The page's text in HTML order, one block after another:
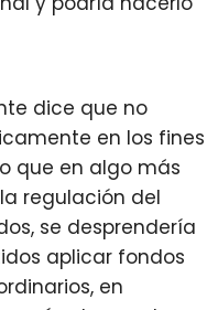
dice que no
en los fines
que en algo más
regulación del
se desprendería
aplicar fondos
en